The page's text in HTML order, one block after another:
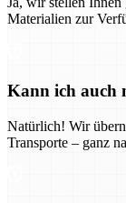
Materialien zur
Kann ich auch
Natürlich! Wir
Transporte – ganz